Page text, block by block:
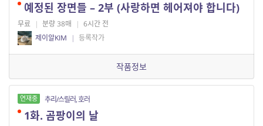
예정된 장면들 – 2부 (사랑하면 헤어져야 합니다)
무료 | 분량 38매 | 6시간 전
제이알KIM
| 등록작가
작품정보
연재중 추리/스릴러, 호러
1화. 곰팡이의 날